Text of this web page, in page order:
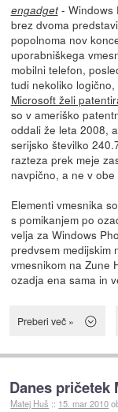
engadget- Windows
brez dvoma
popolnoma nov
uporabniškega
mobilni telefon,
tudi nekoliko logično,
Microsoft želi
so v ameriško
oddali že leta 2008,
serijsko številko
razteza prek meje
navpično, a ne v
Elementi vmesnika
s pomikanjem po
velja za Windows
predvsem medijskim
vmesnikom na Zune
ozadja ena sama in
Preberi več »
Danes pričetek
Matej Huš :: 15. mar 2010